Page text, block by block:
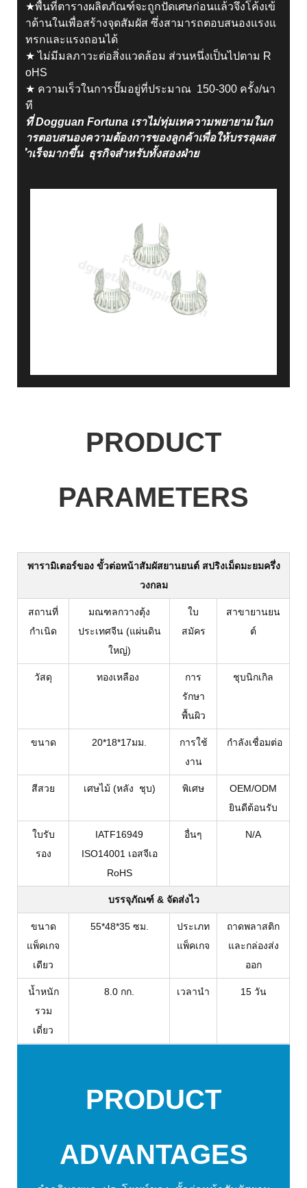
★พื้นที่ตารางผลิตภัณฑ์จะถูกปัดเศษก่อนแล้วจึงโค้งเข้
าด้านในเพื่อสร้างจุดสัมผัส ซึ่งสามารถตอบสนองแรงแ
ทรกและแรงถอนได้
★ ไม่มีมลภาวะต่อสิ่งแวดล้อม ส่วนหนึ่งเป็นไปตาม R
oHS
★ ความเร็วในการปั๊มอยู่ที่ประมาณ 150-300 ครั้ง/นา
ที
ที่ Dogguan Fortuna เราไม่ทุ่มเทความพยายามในก
ารตอบสนองความต้องการของลูกค้าเพื่อให้บรรลุผลส
ำเร็จมากขึ้น ธุรกิจสำหรับทั้งสองฝ่าย
PRODUCT
PARAMETERS
พารามิเตอร์ของ ขั้วต่อหน้าสัมผัสยานยนต์ สปริงเม็ดมะยมครึ่ง
วงกลม
สถานที่
กำเนิด
มณฑลกวางตุ้ง
ประเทศจีน (แผ่นดิน
ใหญ่)
ใบ
สมัคร
สาขายานยน
ต์
วัสดุ ทองเหลือง
การ
รักษา
พื้นผิว
ชุบนิกเกิล
ขนาด 20*18*17มม.
การใช้
งาน
กำลังเชื่อมต่อ
สีสวย เศษไม้ (หลัง ชุบ) พิเศษ
OEM/ODM
ยินดีต้อนรับ
ใบรับ
รอง
IATF16949
ISO14001 เอสจีเอ
RoHS
อื่นๆ N/A
บรรจุภัณฑ์ & จัดส่งไว
ขนาด
แพ็คเกจ
เดียว
55*48*35 ซม.
ประเภท
แพ็คเกจ
ถาดพลาสติก
และกล่องส่ง
ออก
น้ำหนัก
รวม
เดี่ยว
8.0 กก. เวลานำ 15 วัน
PRODUCT
ADVANTAGES